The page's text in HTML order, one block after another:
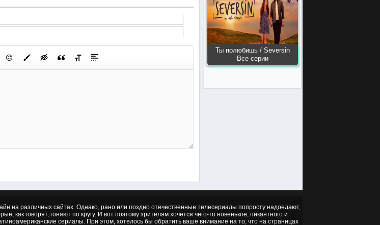
Ты полюбишь / Seversin
Все серии
на различных сайтах. Однако, рано или поздно отечественные телесериалы попросту надоедают,
как говорят, гоняют по кругу. И вот поэтому зрителям хочется чего-то новенькое, пикантного и
сериалы. При этом, хотелось бы обратить ваше внимание на то, что на страницах